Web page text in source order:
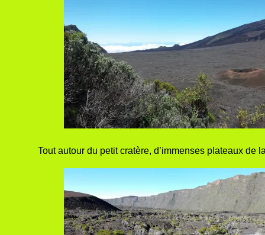
Tout autour du petit cratère, d’immenses plateaux de